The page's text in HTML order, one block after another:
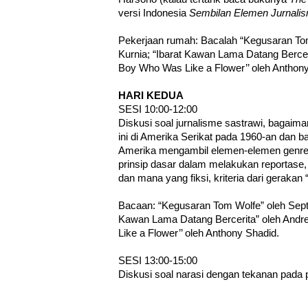
versi IndonesiaSembilan Elemen
Pekerjaan rumah: Bacalah “Kegusaran
Kurnia; “Ibarat Kawan Lama Datang
Boy Who Was Like a Flower’’ oleh
HARI KEDUA
SESI 10:00-12:00
Diskusi soal jurnalisme sastrawi,
ini di Amerika Serikat pada 1960-an dan
Amerika mengambil elemen-elemen
prinsip dasar dalam melakukan
dan mana yang fiksi, kriteria dari gerakan
Bacaan: “Kegusaran Tom Wolfe” oleh
Kawan Lama Datang Bercerita” oleh
Like a Flower’’ oleh Anthony Shadid.
SESI 13:00-15:00
Diskusi soal narasi dengan tekanan